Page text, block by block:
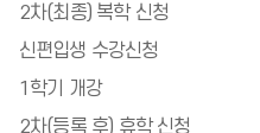
2차(최종) 복학 신청
신편입생 수강신청
1학기 개강
2차(등록 후) 휴학 신청